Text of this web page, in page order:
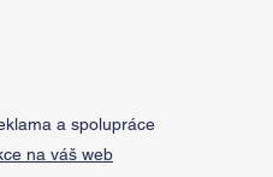
a spolupráce
na váš web